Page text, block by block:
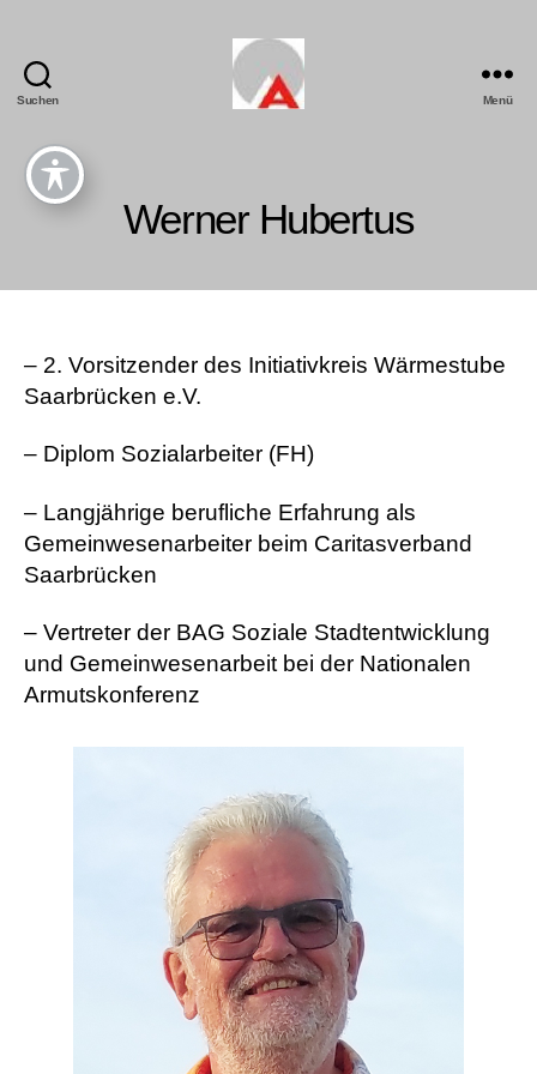
Suchen Menü
Werner Hubertus
– 2. Vorsitzender des Initiativkreis Wärmestube
Saarbrücken e.V.
– Diplom Sozialarbeiter (FH)
– Langjährige berufliche Erfahrung als
Gemeinwesenarbeiter beim Caritasverband
Saarbrücken
– Vertreter der BAG Soziale Stadtentwicklung
und Gemeinwesenarbeit bei der Nationalen
Armutskonferenz